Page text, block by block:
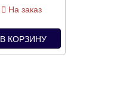
На заказ
В КОРЗИНУ